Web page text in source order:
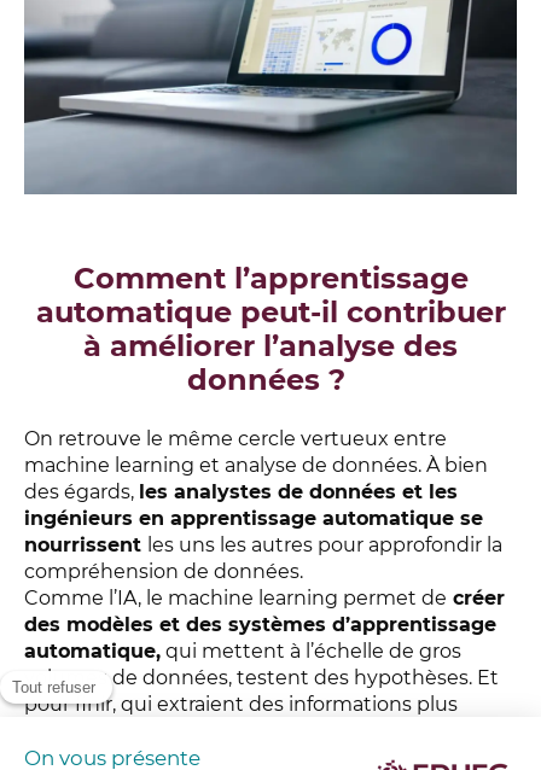
Comment l’apprentissage
automatique peut-il contribuer
à améliorer l’analyse des
données ?
On retrouve le même cercle vertueux entre
machine learning et analyse de données. À bien
des égards, les analystes de données et les
ingénieurs en apprentissage automatique se
nourrissent les uns les autres pour approfondir la
compréhension de données.
Comme l’IA, le machine learning permet de créer
des modèles et des systèmes d’apprentissage
automatique, qui mettent à l’échelle de gros
volumes de données, testent des hypothèses. Et
pour finir, qui extraient des informations plus
inexploitables.